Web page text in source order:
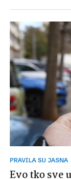
PRAVILA SU JASNA
Evo tko sve